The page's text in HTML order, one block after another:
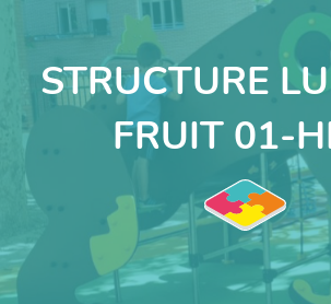
STRUCTURE
FRUIT 01-